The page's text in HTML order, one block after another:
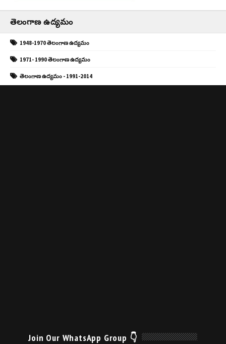
తెలంగాణ ఉద్యమం
1948-1970 తెలంగాణ ఉద్యమం
1971- 1990 తెలంగాణ ఉద్యమం
తెలంగాణ ఉద్యమం - 1991-2014
Join Our WhatsApp Group 👇